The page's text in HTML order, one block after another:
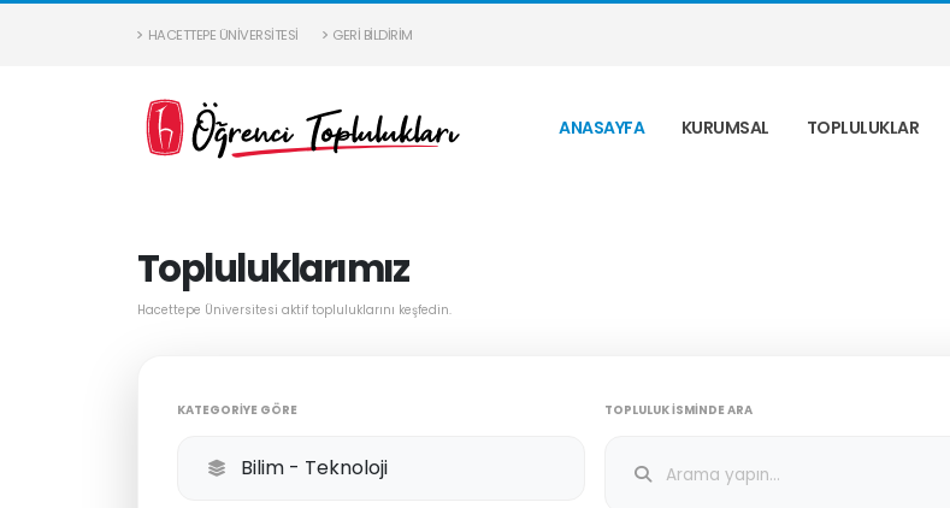
HACETTEPE ÜNIVERSITESI GERI BILDIRIM
ANASAYFA KURUMSAL TOPLULUKLAR
Topluluklarımız
Hacettepe Üniversitesi aktif topluluklarını keşfedin.
KATEGORIYE GÖRE TOPLULUK İSMINDE ARA